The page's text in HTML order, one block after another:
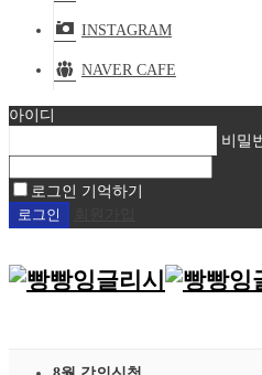
INSTAGRAM
NAVER CAFE
아이디
비밀
로그인 기억하기